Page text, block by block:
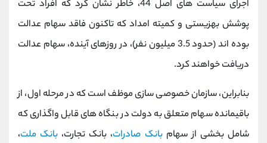
اجرای سیاست های اصل 44، خاطر نشان کرد که افراد تحت
پوشش بهزیستی و کمیته امداد که تاکنون فاقد سهام عدالت
بوده اند (حدود 3.5 میلیون نفر)، در روزهای آینده، سهام عدالت
دریافت خواهند کرد.
بنابراین، سازمان خصوصی سازی موظف است که در مرحله اول، از
باقیمانده سهام متعلق به دولت در بنگاه های قابل واگذاری که
شامل بخشی از سهامبانک صادرات، بانک تجارت، بانک ملت،
کانال بله @alirezamehrabi_official